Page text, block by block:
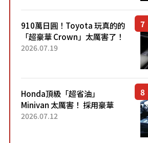
910萬日圓！Toyota 玩真的的
「超豪華 Crown」太厲害了！
採用由「匠人技藝」打造的
2026.07.19
Honda頂級「超省油」
Minivan 太厲害！ 採用豪華
「真皮座椅」與專屬「黑色內
2026.07.12